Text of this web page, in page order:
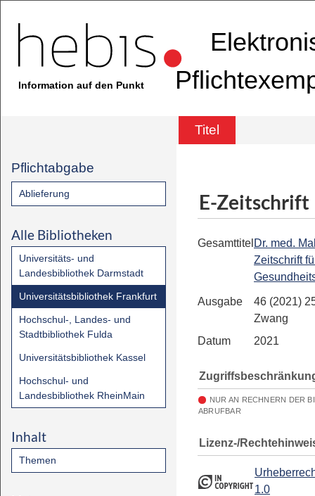
Information auf den Punkt
Titel
Pflichtabgabe
Ablieferung
Alle Bibliotheken
Universitäts- und
Landesbibliothek Darmstadt
Universitätsbibliothek Frankfurt
Hochschul-, Landes- und
Stadtbibliothek Fulda
Universitätsbibliothek Kassel
Hochschul- und
Landesbibliothek RheinMain
Inhalt
Themen
E-Zeitschrift
Gesamttitel Dr. med.
Zeitschrift
Ausgabe
46 (2021)
Zwang
Datum
2021
NUR AN RECHNERN DER
ABRUFBAR
Lizenz-/
1.0